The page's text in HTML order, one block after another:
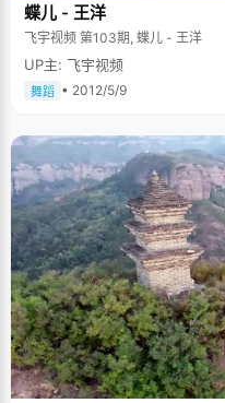
蝶儿 - 王洋
飞宇视频 第103期, 蝶儿 - 王洋
UP主: 飞宇视频
舞蹈 • 2012/5/9